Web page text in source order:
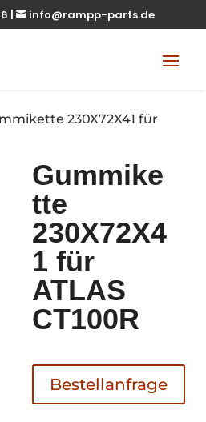
|  info@rampp-parts.de
230X72X41 für
Gummike
tte
230X72X4
1 für
ATLAS
CT100R
Bestellanfrage